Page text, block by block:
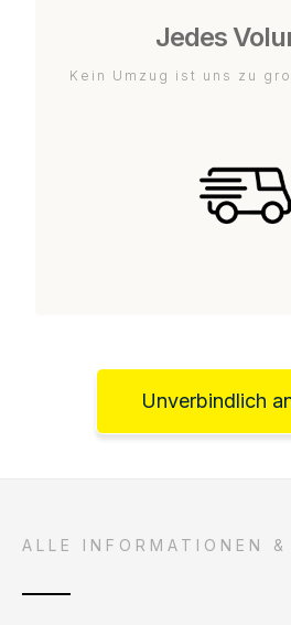
Jedes
Kein Umzug ist uns zu
Unverbindlich
ALLE INFORMATIONEN &